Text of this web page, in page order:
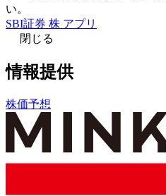
い。
SBI証券 株 アプリ
閉じる
情報提供
株価予想